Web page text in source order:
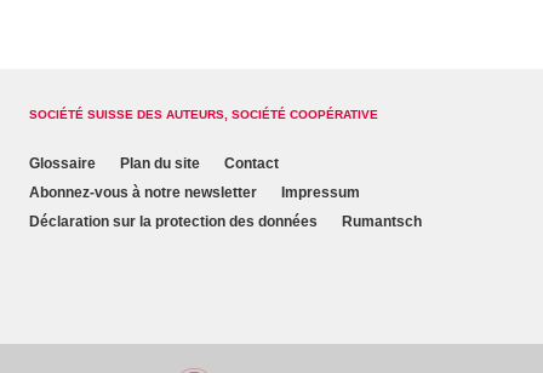
SOCIÉTÉ SUISSE DES AUTEURS, SOCIÉTÉ COOPÉRATIVE
Glossaire Plan du site
Contact
Abonnez-vous à notre newsletter
Impressum
Déclaration sur la protection des données
Rumantsch